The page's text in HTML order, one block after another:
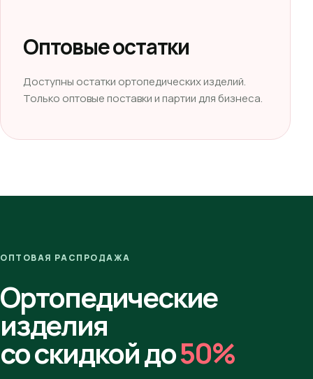
Оптовые остатки
Доступны остатки ортопедических изделий.
Только оптовые поставки и партии для бизнеса.
ОПТОВАЯ РАСПРОДАЖА
Ортопедические
изделия
со скидкой до50%